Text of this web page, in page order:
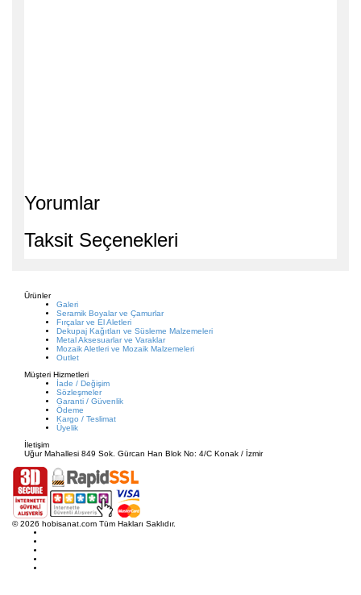
Yorumlar
Taksit Seçenekleri
Ürünler
Galeri
Seramik Boyalar ve Çamurlar
Fırçalar ve El Aletleri
Dekupaj Kağıtları ve Süsleme Malzemeleri
Metal Aksesuarlar ve Varaklar
Mozaik Aletleri ve Mozaik Malzemeleri
Outlet
Müşteri Hizmetleri
İade / Değişim
Sözleşmeler
Garanti / Güvenlik
Ödeme
Kargo / Teslimat
Üyelik
İletişim
Uğur Mahallesi 849 Sok. Gürcan Han Blok No: 4/C Konak / İzmir
© 2026 hobisanat.com Tüm Hakları Saklıdır.